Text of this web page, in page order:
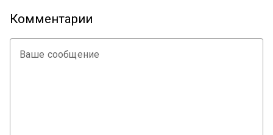
Комментарии
Ваше сообщение